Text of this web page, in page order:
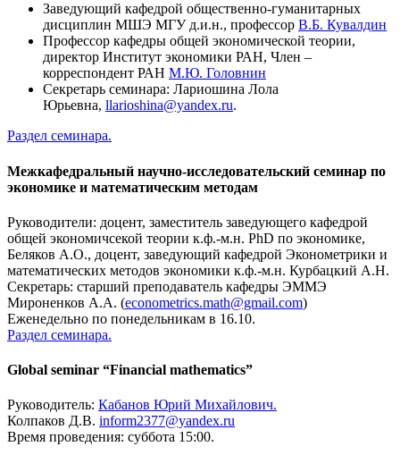
Заведующий кафедрой общественно-гуманитарных
дисциплин МШЭ МГУ д.и.н., профессор В.Б. Кувалдин
Профессор кафедры общей экономической теории,
директор Институт экономики РАН, Член –
корреспондент РАН М.Ю. Головнин
Секретарь семинара: Лариошина Лола
Юрьевна, llarioshina@yandex.ru.
Раздел семинара.
Межкафедральный научно-исследовательский семинар по
экономике и математическим методам
Руководители: доцент, заместитель заведующего кафедрой
общей экономичсекой теории к.ф.-м.н. PhD по экономике,
Беляков А.О., доцент, заведующий кафедрой Эконометрики и
математических методов экономики к.ф.-м.н. Курбацкий А.Н.
Секретарь: старший преподаватель кафедры ЭММЭ
Мироненков А.А. (econometrics.math@gmail.com)
Еженедельно по понедельникам в 16.10.
Раздел семинара.
Global seminar “Financial mathematics”
Руководитель: Кабанов Юрий Михайлович.
Колпаков Д.В. inform2377@yandex.ru
Время проведения: суббота 15:00.